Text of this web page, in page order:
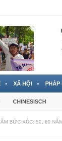
XÃ HỘI PHÁP
CHINESISCH
BỨC XÚC: 50, 60